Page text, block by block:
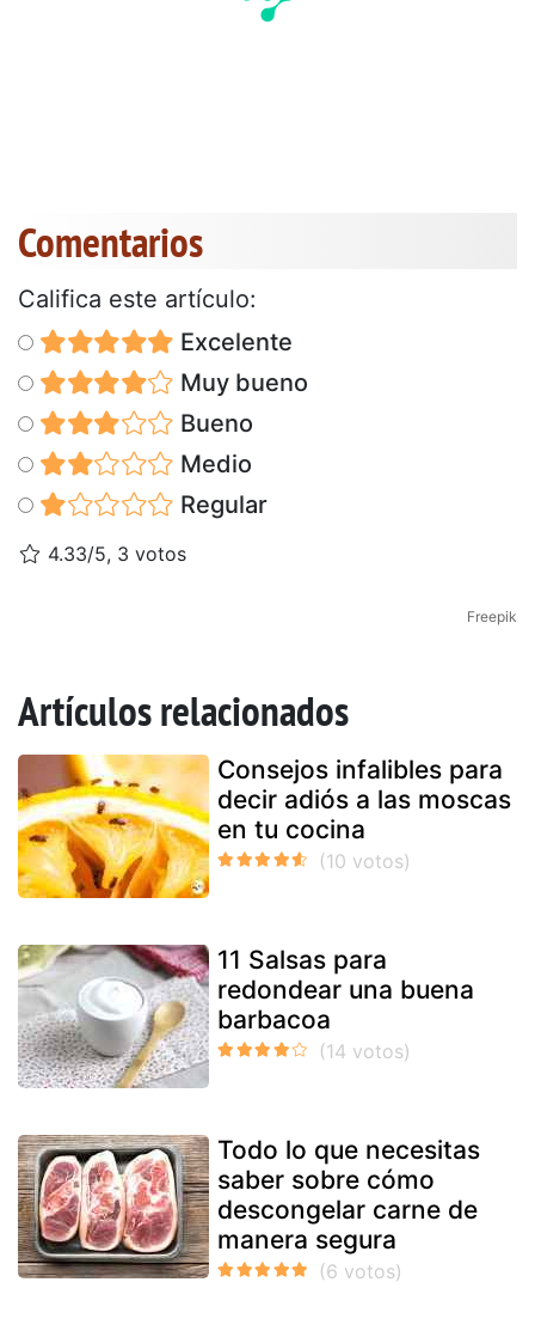
Comentarios
Califica este artículo:
Excelente
Muy bueno
Bueno
Medio
Regular
4.33/5, 3 votos
Freepik
Artículos relacionados
Consejos infalibles para
decir adiós a las moscas
en tu cocina
11 Salsas para
redondear una buena
barbacoa
Todo lo que necesitas
saber sobre cómo
descongelar carne de
manera segura